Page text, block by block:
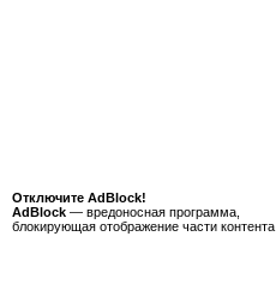
Отключите AdBlock!
AdBlock — вредоносная программа,
блокирующая отображение части контента.